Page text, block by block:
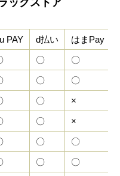
PAY d払い はまPay
〇 〇
〇 〇
〇 ×
〇 ×
〇 〇
〇 〇